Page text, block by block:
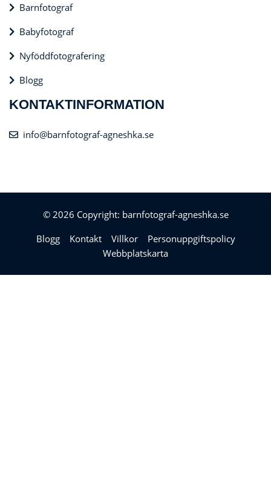
Barnfotograf
Babyfotograf
Nyföddfotografering
Blogg
KONTAKTINFORMATION
info@barnfotograf-agneshka.se
© 2026 Copyright: barnfotograf-agneshka.se
Blogg
Kontakt Villkor
Personuppgiftspolicy
Webbplatskarta